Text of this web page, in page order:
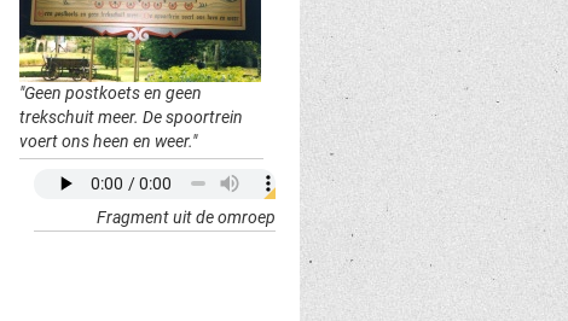
"Geen postkoets en geen
trekschuit meer. De spoortrein
voert ons heen en weer."
Fragment uit de omroep